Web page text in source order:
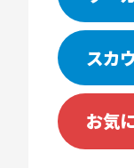
スカ
お気